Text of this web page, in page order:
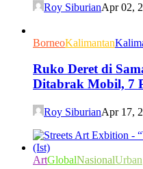
Roy SiburianApr 02,
BorneoKalimantan
Ruko Deret di
Ditabrak Mobil, 7
Roy SiburianApr 17,
ArtGlobalNasionalUrban